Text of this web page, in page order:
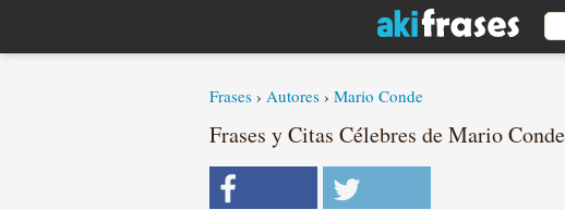
Frases › Autores › Mario Conde
Frases y Citas Célebres de Mario